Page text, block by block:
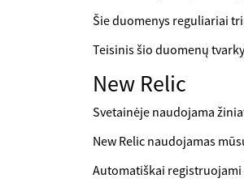
Šie duomenys reguliariai
Teisinis šio duomenų
New Relic
Svetainėje naudojama
New Relic naudojamas
Automatiškai registruojami